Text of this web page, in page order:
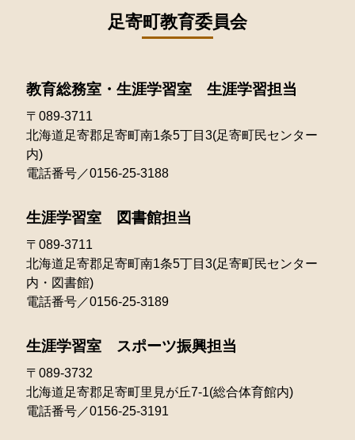
足寄町教育委員会
教育総務室・生涯学習室 生涯学習担当
〒089-3711
北海道足寄郡足寄町南1条5丁目3(足寄町民センター
内)
電話番号／0156-25-3188
生涯学習室 図書館担当
〒089-3711
北海道足寄郡足寄町南1条5丁目3(足寄町民センター
内・図書館)
電話番号／0156-25-3189
生涯学習室 スポーツ振興担当
〒089-3732
北海道足寄郡足寄町里見が丘7-1(総合体育館内)
電話番号／0156-25-3191